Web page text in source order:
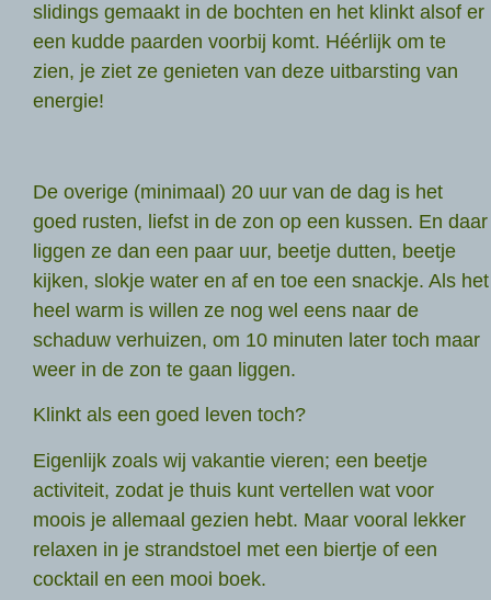
slidings gemaakt in de bochten en het klinkt alsof er
een kudde paarden voorbij komt. Héérlijk om te
zien, je ziet ze genieten van deze uitbarsting van
energie!
De overige (minimaal) 20 uur van de dag is het
goed rusten, liefst in de zon op een kussen. En daar
liggen ze dan een paar uur, beetje dutten, beetje
kijken, slokje water en af en toe een snackje. Als het
heel warm is willen ze nog wel eens naar de
schaduw verhuizen, om 10 minuten later toch maar
weer in de zon te gaan liggen.
Klinkt als een goed leven toch?
Eigenlijk zoals wij vakantie vieren; een beetje
activiteit, zodat je thuis kunt vertellen wat voor
moois je allemaal gezien hebt. Maar vooral lekker
relaxen in je strandstoel met een biertje of een
cocktail en een mooi boek.